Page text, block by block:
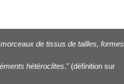
de tissus de tailles, formes
hétéroclites." (définition sur